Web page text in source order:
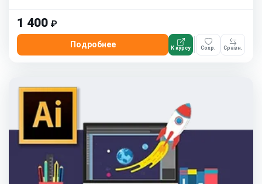
1 400 ₽
Подробнее К курсу Сохр. Сравн.